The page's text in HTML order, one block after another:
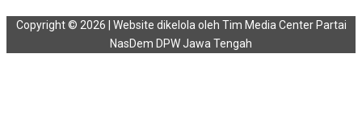
Copyright © 2026 | Website dikelola oleh Tim Media Center Partai
NasDem DPW Jawa Tengah